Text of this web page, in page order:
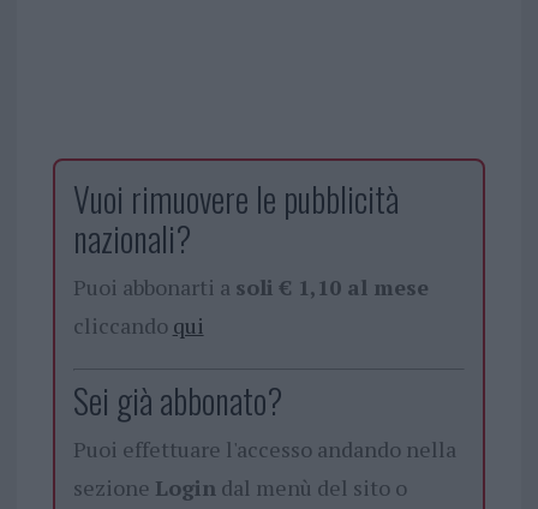
Vuoi rimuovere le pubblicità
nazionali?
Puoi abbonarti a soli € 1,10 al mese
cliccando qui
Sei già abbonato?
Puoi effettuare l'accesso andando nella
sezione Logindal menù del sito o